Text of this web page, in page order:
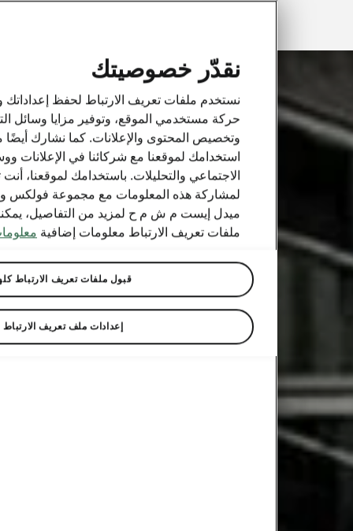
نقدّر خصوصيتك
نستخدم ملفات تعريف الارتباط لحفظ إعداداتك وتفضيلاتك،
حركة مستخدمي الموقع، وتوفير مزايا وسائل التواصل
وتخصيص المحتوى والإعلانات. كما نشارك أيضًا معلومات حول
استخدامك لموقعنا مع شركائنا في الإعلانات ووسائل التواصل
الاجتماعي والتحليلات. باستخدامك لموقعنا، أنت تمنح موافقتك
لمشاركة هذه المعلومات مع مجموعة فولكس واجن جروب
ميدل إيست م ش م ح لمزيد من التفاصيل، يمكنك مراجعة
ملفات تعريف الارتباط معلومات إضافيةمعلومات إضافية
قبول ملفات تعريف الارتباط كلها
إعدادات ملف تعريف الارتباط